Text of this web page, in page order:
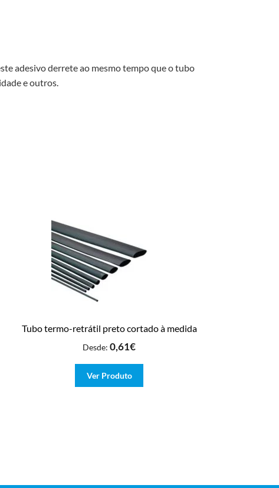
adesivo derrete ao mesmo tempo que o tubo
e outros.
Tubo termo-retrátil preto cortado à medida
Desde:0,61€
Ver Produto